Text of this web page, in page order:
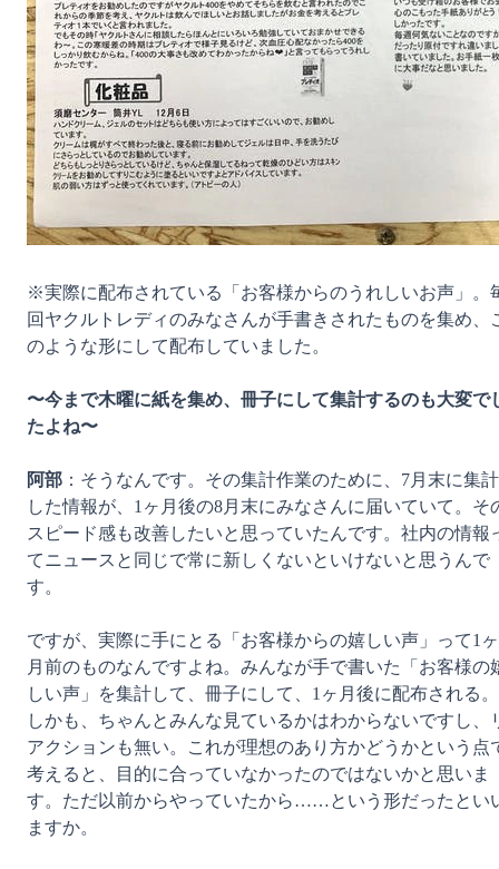
※実際に配布されている「お客様からのうれしいお声」。
回ヤクルトレディのみなさんが手書きされたものを集め、
のような形にして配布していました。
〜今まで木曜に紙を集め、冊子にして集計するのも大変で
たよね〜
阿部 ：そうなんです。その集計作業のために、7月末に集計
した情報が、1ヶ月後の8月末にみなさんに届いていて。そ
スピード感も改善したいと思っていたんです。社内の情報
てニュースと同じで常に新しくないといけないと思うんで
す。
ですが、実際に手にとる「お客様からの嬉しい声」って1ヶ
月前のものなんですよね。みんなが手で書いた「お客様の
しい声」を集計して、冊子にして、1ヶ月後に配布される。
しかも、ちゃんとみんな見ているかはわからないですし、
アクションも無い。これが理想のあり方かどうかという点
考えると、目的に合っていなかったのではないかと思いま
す。ただ以前からやっていたから……という形だったとい
ますか。